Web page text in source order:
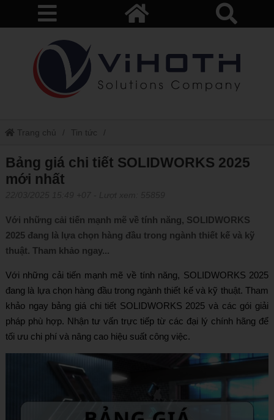
Trang chủ Tin tức
Bảng giá chi tiết SOLIDWORKS 2025 mới nhất
Bảng giá chi tiết SOLIDWORKS 2025
mới nhất
Với những cải tiến mạnh mẽ về tính năng, SOLIDWORKS
2025 đang là lựa chọn hàng đầu trong ngành thiết kế và kỹ
thuật. Tham khảo ngay...
Với những cải tiến mạnh mẽ về tính năng, SOLIDWORKS 2025
đang là lựa chọn hàng đầu trong ngành thiết kế và kỹ thuật. Tham
khảo ngay bảng giá chi tiết SOLIDWORKS 2025 và các gói giải
pháp phù hợp. Nhận tư vấn trực tiếp từ các đại lý chính hãng để
tối ưu chi phí và nâng cao hiệu suất công việc.